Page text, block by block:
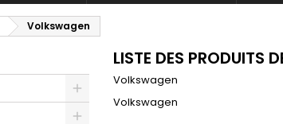
Volkswagen
LISTE DES PRODUITS
Volkswagen
Volkswagen